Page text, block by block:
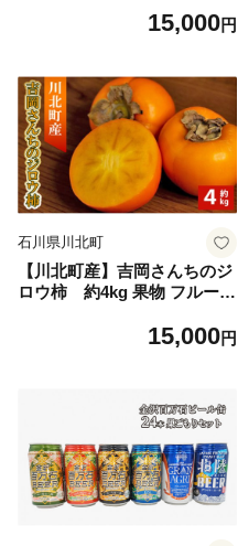
セット ペールエール 自家製
みやすい ダークエール 焙煎
麦芽 調和
15,000円
石川県川北町
【川北町産】吉岡さんちのジ
ロウ柿 約4kg 果物 フルーツ
本産 食品 食べ物 甘柿 コリコ
15,000円